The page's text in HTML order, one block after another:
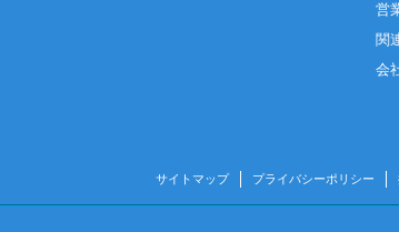
営
関
会
サイトマップ プライバシーポリシー